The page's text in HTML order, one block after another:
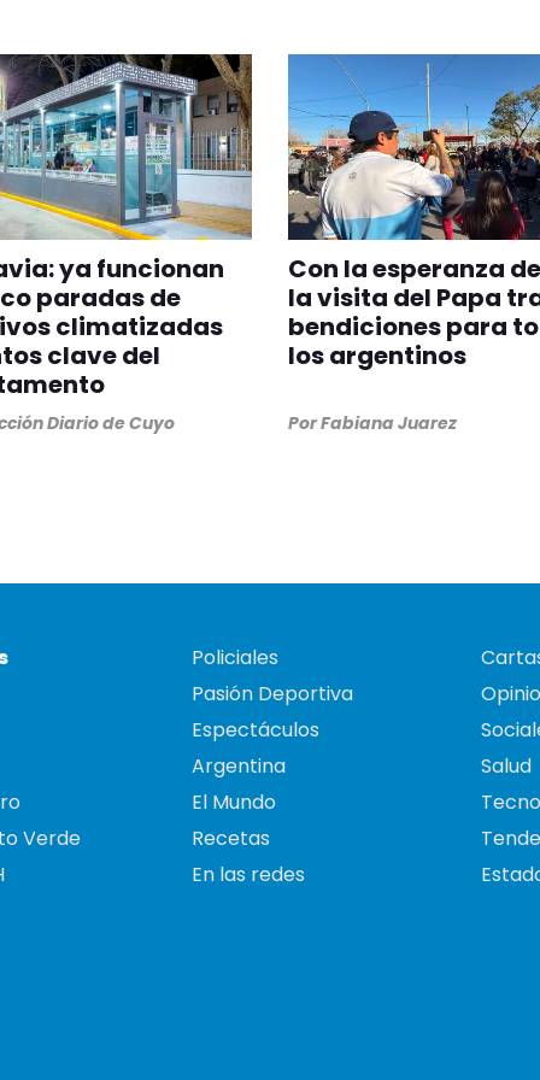
ya funcionan
paradas de
climatizadas
clave del
Diario de Cuyo
Con la esperanza
la visita del Papa
bendiciones para
los argentinos
PorFabiana Juarez
Verde
Policiales
Pasión Deportiva
Espectáculos
Argentina
El Mundo
Recetas
En las redes
Salud